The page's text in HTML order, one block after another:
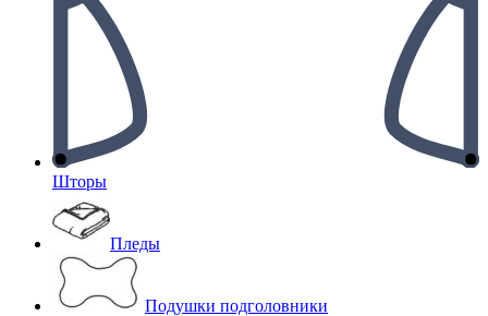
Шторы
Пледы
Подушки подголовники